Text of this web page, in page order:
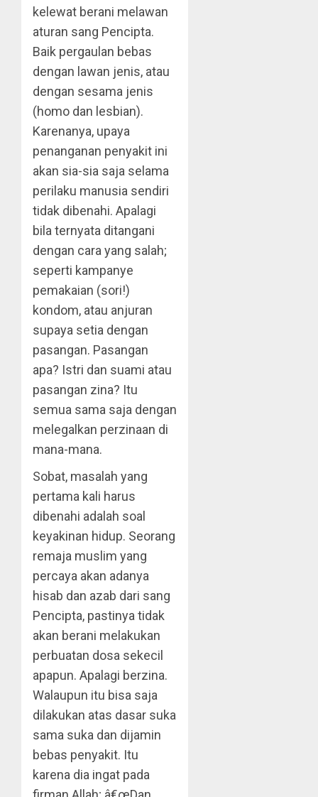
kelewat berani melawan
aturan sang Pencipta.
Baik pergaulan bebas
dengan lawan jenis, atau
dengan sesama jenis
(homo dan lesbian).
Karenanya, upaya
penanganan penyakit ini
akan sia-sia saja selama
perilaku manusia sendiri
tidak dibenahi. Apalagi
bila ternyata ditangani
dengan cara yang salah;
seperti kampanye
pemakaian (sori!)
kondom, atau anjuran
supaya setia dengan
pasangan. Pasangan
apa? Istri dan suami atau
pasangan zina? Itu
semua sama saja dengan
melegalkan perzinaan di
mana-mana.
Sobat, masalah yang
pertama kali harus
dibenahi adalah soal
keyakinan hidup. Seorang
remaja muslim yang
percaya akan adanya
hisab dan azab dari sang
Pencipta, pastinya tidak
akan berani melakukan
perbuatan dosa sekecil
apapun. Apalagi berzina.
Walaupun itu bisa saja
dilakukan atas dasar suka
sama suka dan dijamin
bebas penyakit. Itu
karena dia ingat pada